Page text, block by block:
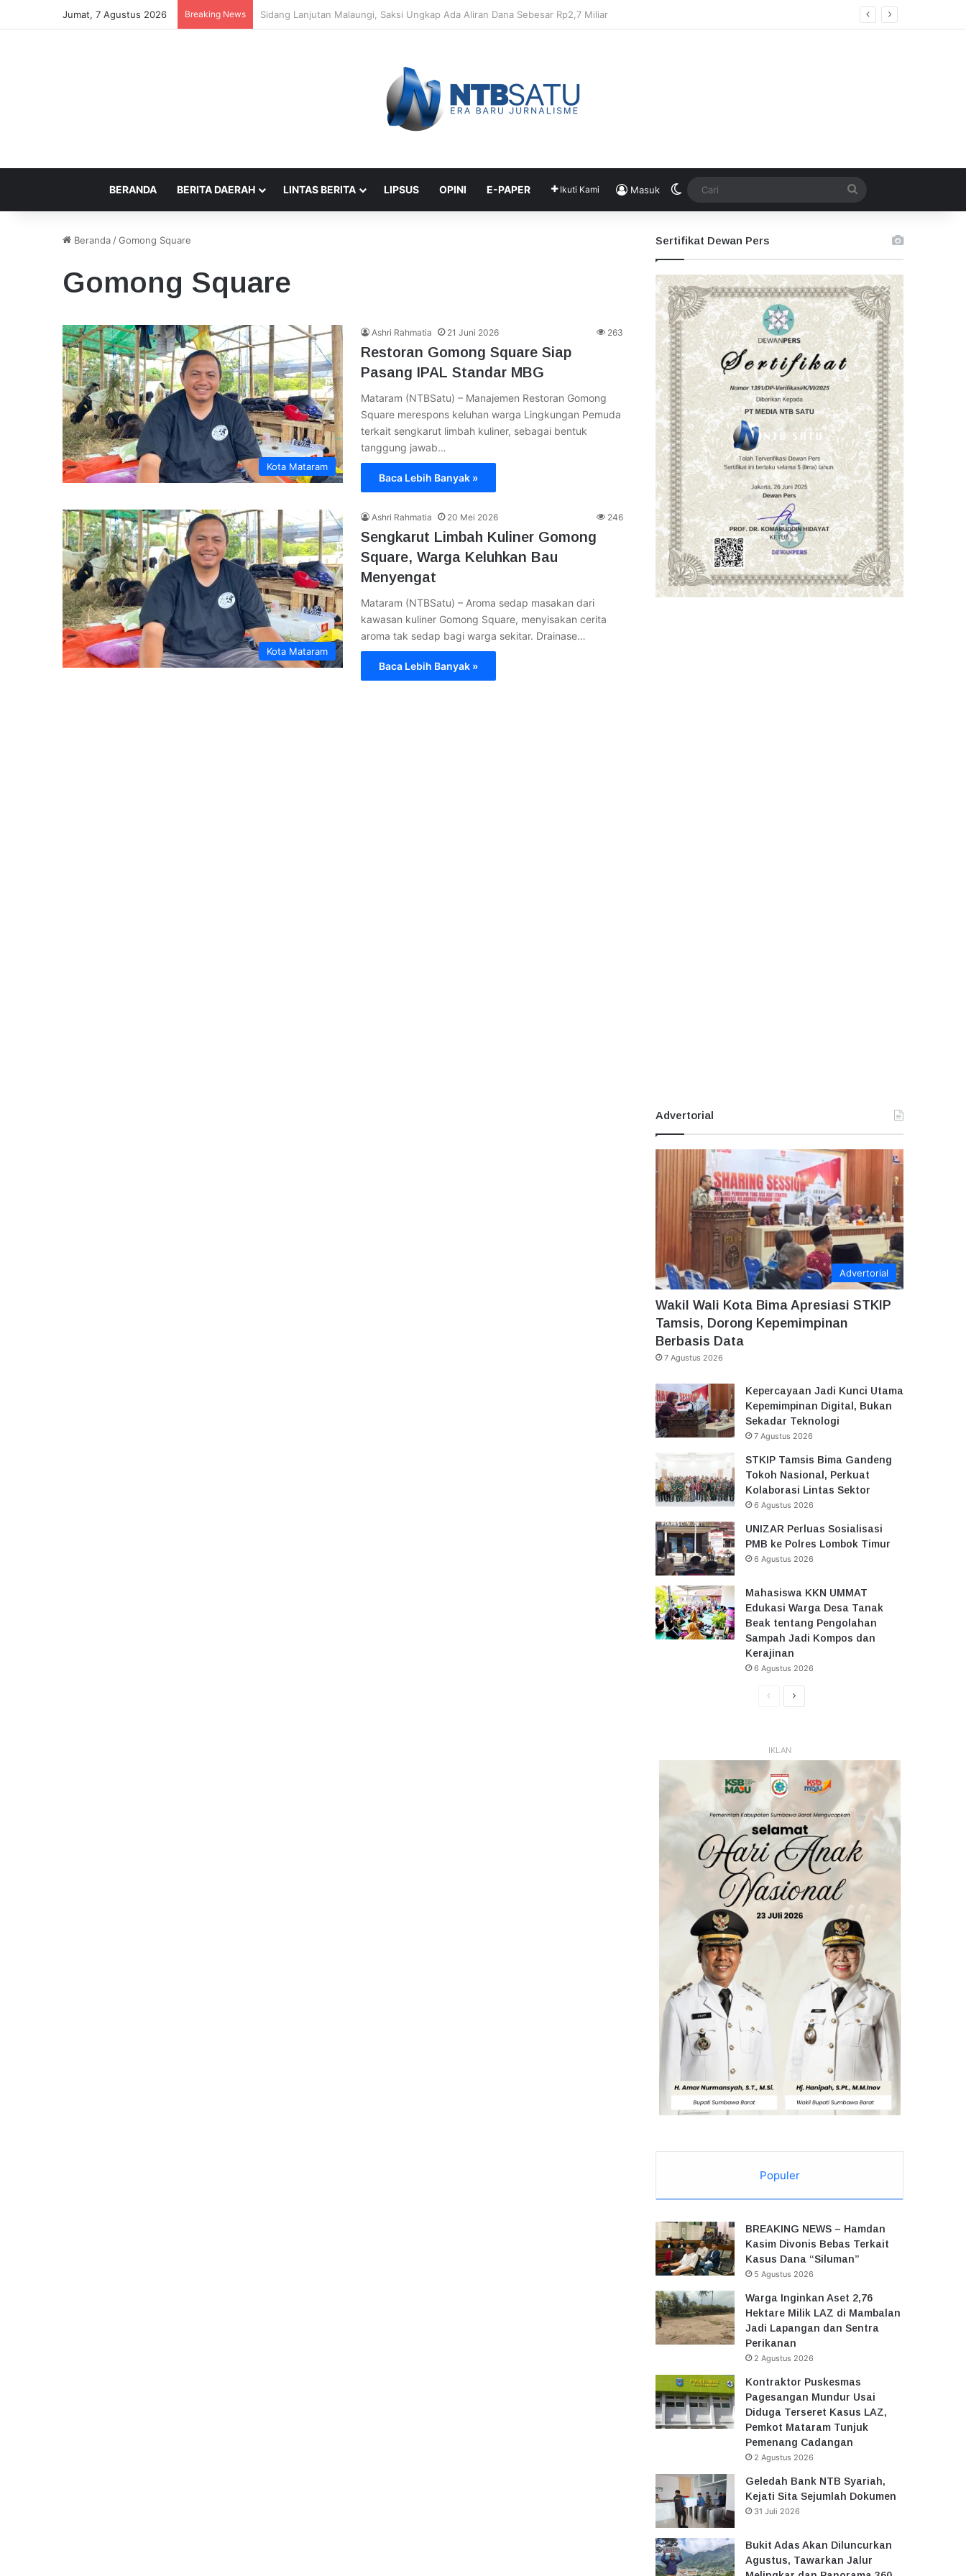
Jumat, 7 Agustus 2026 Breaking News Beda Tempat Penahanan Didik dan Malaungi, Kejari Bima: Alasan Keamanan
BERANDA BERITA DAERAH LINTAS BERITA LIPSUS OPINI E-PAPER Ikuti Kami Masuk Switch skin
Beranda /Gomong Square
Gomong Square
Kota Mataram
Ashri Rahmatia 21 Juni 2026 263
Restoran Gomong Square Siap
Pasang IPAL Standar MBG
Mataram (NTBSatu) – Manajemen Restoran Gomong
Square merespons keluhan warga Lingkungan Pemuda
terkait sengkarut limbah kuliner, sebagai bentuk
tanggung jawab…
Baca Lebih Banyak »
Kota Mataram
Ashri Rahmatia 20 Mei 2026 246
Sengkarut Limbah Kuliner Gomong
Square, Warga Keluhkan Bau
Menyengat
Mataram (NTBSatu) – Aroma sedap masakan dari
kawasan kuliner Gomong Square, menyisakan cerita
aroma tak sedap bagi warga sekitar. Drainase…
Baca Lebih Banyak »
Sertifikat Dewan Pers
Advertorial
Advertorial
Wakil Wali Kota Bima Apresiasi STKIP
Tamsis, Dorong Kepemimpinan
Berbasis Data
7 Agustus 2026
Kepercayaan Jadi Kunci Utama
Kepemimpinan Digital, Bukan
Sekadar Teknologi
7 Agustus 2026
STKIP Tamsis Bima Gandeng
Tokoh Nasional, Perkuat
Kolaborasi Lintas Sektor
6 Agustus 2026
UNIZAR Perluas Sosialisasi
PMB ke Polres Lombok Timur
6 Agustus 2026
Mahasiswa KKN UMMAT
Edukasi Warga Desa Tanak
Beak tentang Pengolahan
Sampah Jadi Kompos dan
Kerajinan
6 Agustus 2026
HalamanHalaman
IKLAN
Populer
BREAKING NEWS – Hamdan
Kasim Divonis Bebas Terkait
Kasus Dana “Siluman”
5 Agustus 2026
Warga Inginkan Aset 2,76
Hektare Milik LAZ di Mambalan
Jadi Lapangan dan Sentra
Perikanan
2 Agustus 2026
Kontraktor Puskesmas
Pagesangan Mundur Usai
Diduga Terseret Kasus LAZ,
Pemkot Mataram Tunjuk
Pemenang Cadangan
2 Agustus 2026
Geledah Bank NTB Syariah,
Kejati Sita Sejumlah Dokumen
31 Juli 2026
Bukit Adas Akan Diluncurkan
Agustus, Tawarkan Jalur